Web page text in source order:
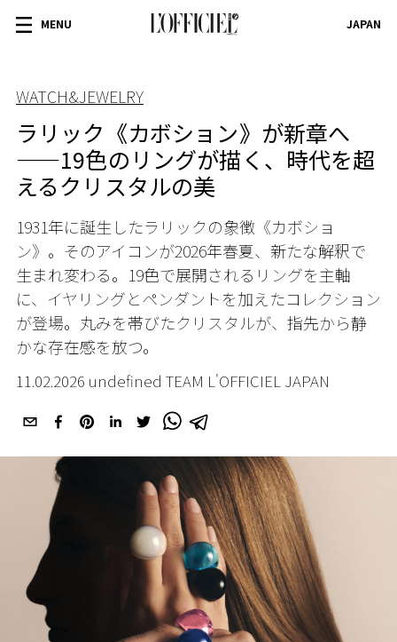
MENU JAPAN
WATCH&JEWELRY
ラリック《カボション》が新章へ
——19色のリングが描く、時代を超
えるクリスタルの美
1931年に誕生したラリックの象徴《カボショ
ン》。そのアイコンが2026年春夏、新たな解釈で
生まれ変わる。19色で展開されるリングを主軸
に、イヤリングとペンダントを加えたコレクション
が登場。丸みを帯びたクリスタルが、指先から静
かな存在感を放つ。
11.02.2026 undefined TEAM L'OFFICIEL JAPAN